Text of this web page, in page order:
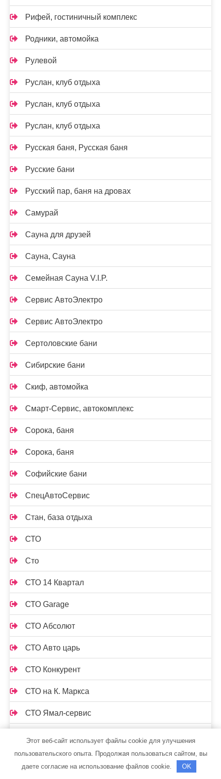
Рифей, гостиничный комплекс
Родники, автомойка
Рулевой
Руслан, клуб отдыха
Руслан, клуб отдыха
Руслан, клуб отдыха
Русская баня, Русская баня
Русские бани
Русский пар, баня на дровах
Самурай
Сауна для друзей
Сауна, Сауна
Семейная Сауна V.I.P.
Сервис АвтоЭлектро
Сервис АвтоЭлектро
Сертоловские бани
Сибирские бани
Скиф, автомойка
Смарт-Сервис, автокомплекс
Сорока, баня
Сорока, баня
Софийские бани
СпецАвтоСервис
Стан, база отдыха
СТО
Сто
СТО 14 Квартал
СТО Garage
СТО Абсолют
СТО Авто царь
СТО Конкурент
СТО на К. Маркса
СТО Ямал-сервис
Страдивари, сауна
Этот веб-сайт использует файлы cookie для улучшения
пользовательского опыта. Продолжая пользоваться сайтом, вы
даете согласие на использование файлов cookie.
OK